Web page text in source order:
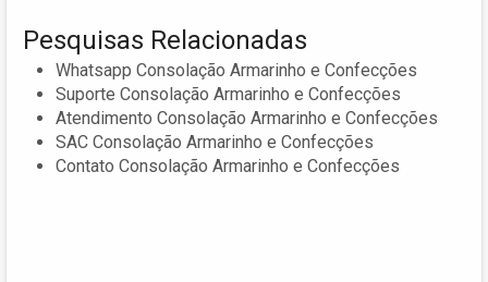
Pesquisas Relacionadas
Whatsapp Consolação Armarinho e Confecções
Suporte Consolação Armarinho e Confecções
Atendimento Consolação Armarinho e Confecções
SAC Consolação Armarinho e Confecções
Contato Consolação Armarinho e Confecções